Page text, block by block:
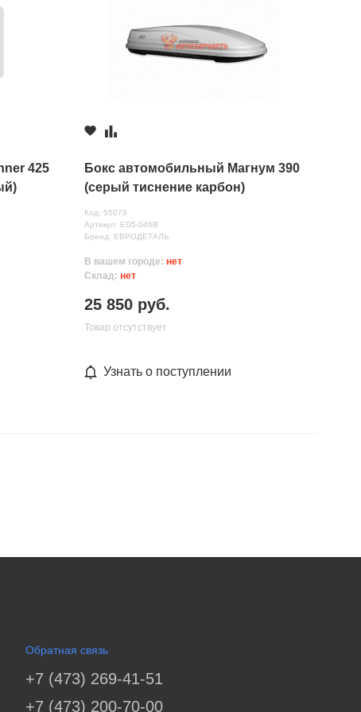
425
Бокс автомобильный Магнум 390
(серый тиснение карбон)
Код: 55079
Артикул: ED5-046B
Бренд: ЕВРОДЕТАЛЬ
В вашем городе: нет
Склад: нет
25 850 руб.
Товар отсутствует
Узнать о поступлении
Обратная связь
+7 (473) 269-41-51
+7 (473) 200-70-00